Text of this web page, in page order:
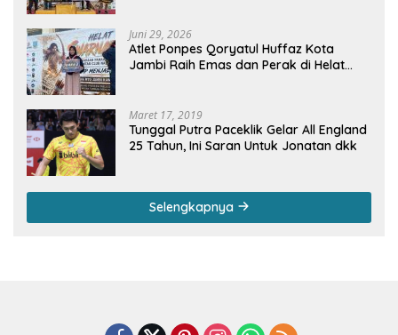
Juni 29, 2026
Atlet Ponpes Qoryatul Huffaz Kota
Jambi Raih Emas dan Perak di Helat
Maret 17, 2019
Tunggal Putra Paceklik Gelar All England
25 Tahun, Ini Saran Untuk Jonatan dkk
Selengkapnya